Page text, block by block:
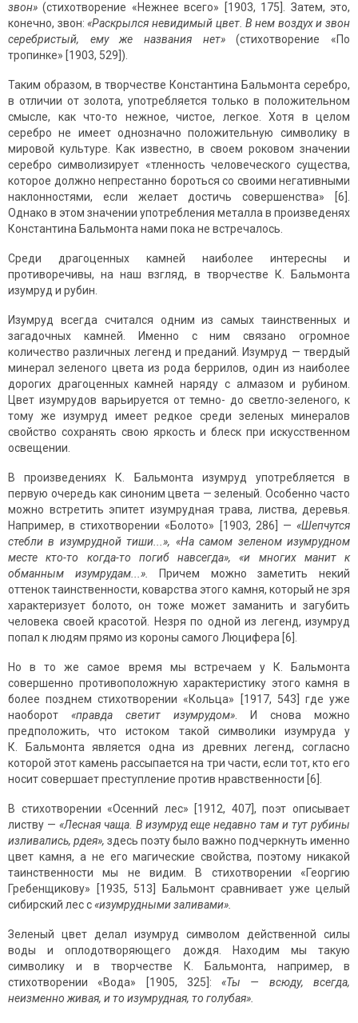
звон» (стихотворение «Нежнее всего» [1903, 175]. Затем, это,
конечно, звон:«Раскрылся невидимый цвет. В нем воздух и звон
серебристый, ему же названия нет»(стихотворение «По
тропинке» [1903, 529]).
Таким образом, в творчестве Константина Бальмонта серебро,
в отличии от золота, употребляется только в положительном
смысле, как что-то нежное, чистое, легкое. Хотя в целом
серебро не имеет однозначно положительную символику в
мировой культуре. Как известно, в своем роковом значении
серебро символизирует «тленность человеческого существа,
которое должно непрестанно бороться со своими негативными
наклонностями, если желает достичь совершенства» [6].
Однако в этом значении употребления металла в произведенях
Константина Бальмонта нами пока не встречалось.
Среди драгоценных камней наиболее интересны и
противоречивы, на наш взгляд, в творчестве К. Бальмонта
изумруд и рубин.
Изумруд всегда считался одним из самых таинственных и
загадочных камней. Именно с ним связано огромное
количество различных легенд и преданий. Изумруд — твердый
минерал зеленого цвета из рода беррилов, один из наиболее
дорогих драгоценных камней наряду с алмазом и рубином.
Цвет изумрудов варьируется от темно- до светло-зеленого, к
тому же изумруд имеет редкое среди зеленых минералов
свойство сохранять свою яркость и блеск при искусственном
освещении.
В произведениях К. Бальмонта изумруд употребляется в
первую очередь как синоним цвета — зеленый. Особенно часто
можно встретить эпитет изумрудная трава, листва, деревья.
Например, в стихотворении «Болото» [1903, 286] — «Шепчутся
стебли в изумрудной тиши...», «На самом зеленом изумрудном
месте кто-то когда-то погиб навсегда», «и многих манит к
обманным изумрудам...».
Причем можно заметить некий
оттенок таинственности, коварства этого камня, который не зря
характеризует болото, он тоже может заманить и загубить
человека своей красотой. Незря по одной из легенд, изумруд
попал к людям прямо из короны самого Люцифера [6].
Но в то же самое время мы встречаем у К. Бальмонта
совершенно противоположную характеристику этого камня в
более позднем стихотворении «Кольца» [1917, 543] где уже
наоборот «правда светит изумрудом» . И снова можно
предположить, что истоком такой символики изумруда у
К. Бальмонта является одна из древних легенд, согласно
которой этот камень рассыпается на три части, если тот, кто его
носит совершает преступление против нравственности [6].
В стихотворении «Осенний лес» [1912, 407], поэт описывает
листву — «Лесная чаща. В изумруд еще недавно там и тут рубины
изливались, рдея», здесь поэту было важно подчеркнуть именно
цвет камня, а не его магические свойства, поэтому никакой
таинственности мы не видим. В стихотворении «Георгию
Гребенщикову» [1935, 513] Бальмонт сравнивает уже целый
сибирский лес с«изумрудными заливами».
Зеленый цвет делал изумруд символом действенной силы
воды и оплодотворяющего дождя. Находим мы такую
символику и в творчестве К. Бальмонта, например, в
стихотворении «Вода» [1905, 325]:«Ты — всюду, всегда,
неизменно живая, и то изумрудная, то голубая».